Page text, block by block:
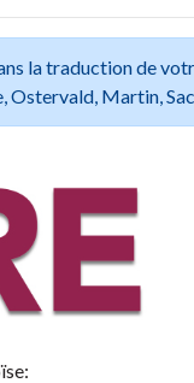
la traduction de
Ostervald, Martin,